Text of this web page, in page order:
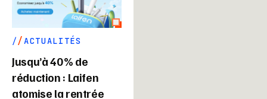
ACTUALITÉS
Jusqu’à 40 % de
réduction : Laifen
atomise la rentrée